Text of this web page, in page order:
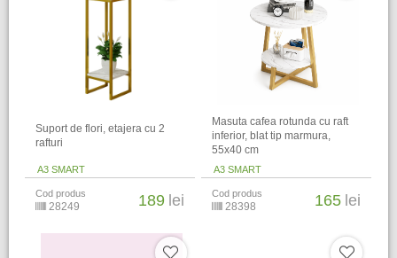
Suport de flori, etajera cu 2
rafturi
A3 SMART
Cod produs
28249 189 lei
Masuta cafea rotunda cu raft
inferior, blat tip marmura,
55x40 cm
A3 SMART
Cod produs
28398 165 lei